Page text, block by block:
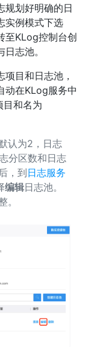
规划好明确的日
实例模式下选
至KLog控制台创
志池。
项目和日志池，
动在KLog服务中
和名为
认为2，日志
分区数和日志
，到日志服务
编辑日志池。
。